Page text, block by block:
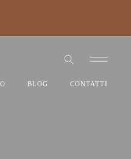
BLOG CONTATTI